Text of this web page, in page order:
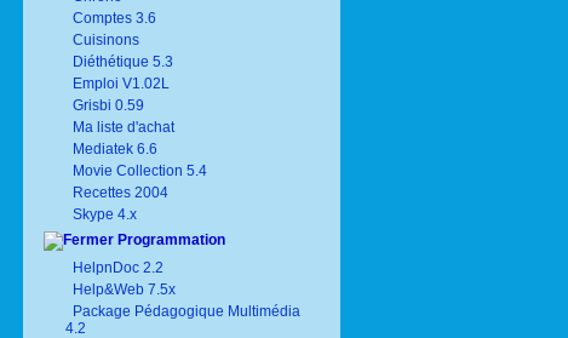
Comptes 3.6
Cuisinons
Diéthétique 5.3
Emploi V1.02L
Grisbi 0.59
Ma liste d'achat
Mediatek 6.6
Movie Collection 5.4
Recettes 2004
Skype 4.x
Programmation
HelpnDoc 2.2
Help&Web 7.5x
Package Pédagogique Multimédia
4.2